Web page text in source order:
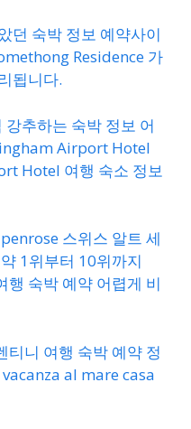
던 숙박 정보 예약사이
Residence 가
됩니다.
추하는 숙박 정보 어
Airport Hotel
Hotel 여행 숙소 정보
스위스 알트 세
1위부터 10위까지
숙박 예약 어렵게 비
티니 여행 숙박 예약 정
al mare casa